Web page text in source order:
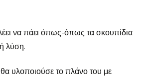
να πάει όπως-όπως τα σκουπίδια
λύση.
υλοποιούσε το πλάνο του με